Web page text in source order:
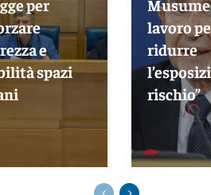
per
e
spazi
lavoro
ridurre
rischio”